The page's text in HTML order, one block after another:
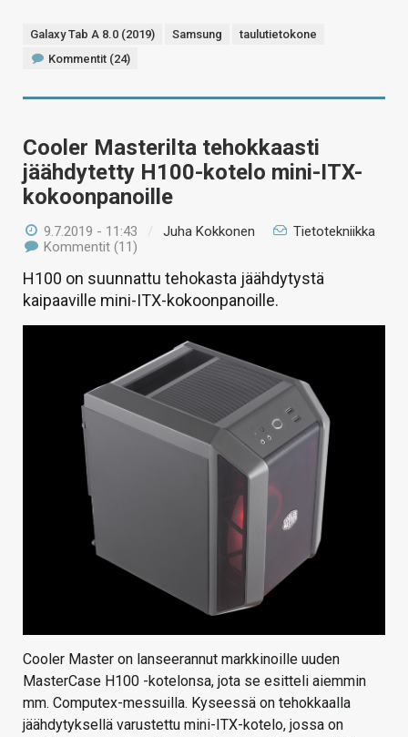
Galaxy Tab A 8.0 (2019) Samsung
taulutietokone
Kommentit (24)
Cooler Masterilta tehokkaasti
jäähdytetty H100-kotelo mini-ITX-
kokoonpanoille
9.7.2019 - 11:43 / Juha Kokkonen
Tietotekniikka
Kommentit (11)
H100 on suunnattu tehokasta jäähdytystä
kaipaaville mini-ITX-kokoonpanoille.
Cooler Master on lanseerannut markkinoille uuden
MasterCase H100 -kotelonsa, jota se esitteli aiemmin
mm. Computex-messuilla. Kyseessä on tehokkaalla
jäähdytyksellä varustettu mini-ITX-kotelo, jossa on